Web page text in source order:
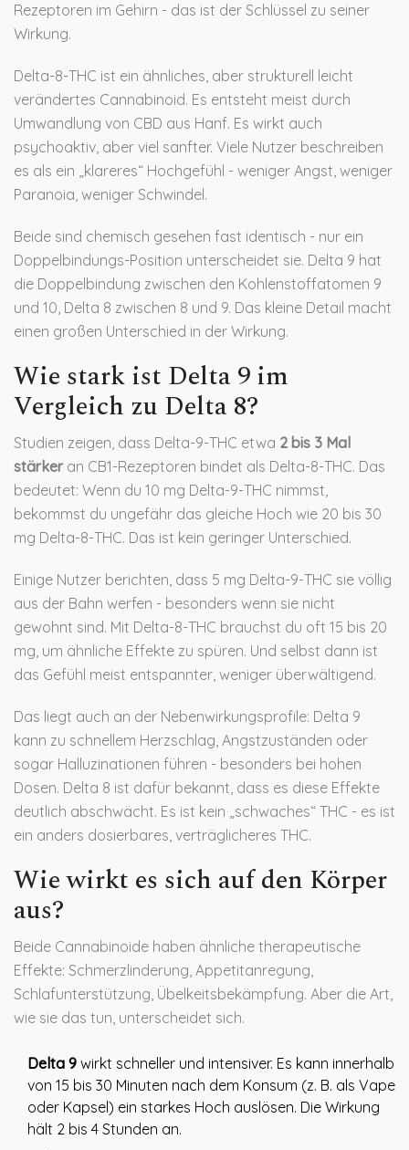
Rezeptoren im Gehirn - das ist der Schlüssel zu seiner
Wirkung.
Delta-8-THC ist ein ähnliches, aber strukturell leicht
verändertes Cannabinoid. Es entsteht meist durch
Umwandlung von CBD aus Hanf. Es wirkt auch
psychoaktiv, aber viel sanfter. Viele Nutzer beschreiben
es als ein „klareres“ Hochgefühl - weniger Angst, weniger
Paranoia, weniger Schwindel.
Beide sind chemisch gesehen fast identisch - nur ein
Doppelbindungs-Position unterscheidet sie. Delta 9 hat
die Doppelbindung zwischen den Kohlenstoffatomen 9
und 10, Delta 8 zwischen 8 und 9. Das kleine Detail macht
einen großen Unterschied in der Wirkung.
Wie stark ist Delta 9 im
Vergleich zu Delta 8?
Studien zeigen, dass Delta-9-THC etwa 2 bis 3 Mal
stärkeran CB1-Rezeptoren bindet als Delta-8-THC. Das
bedeutet: Wenn du 10 mg Delta-9-THC nimmst,
bekommst du ungefähr das gleiche Hoch wie 20 bis 30
mg Delta-8-THC. Das ist kein geringer Unterschied.
Einige Nutzer berichten, dass 5 mg Delta-9-THC sie völlig
aus der Bahn werfen - besonders wenn sie nicht
gewohnt sind. Mit Delta-8-THC brauchst du oft 15 bis 20
mg, um ähnliche Effekte zu spüren. Und selbst dann ist
das Gefühl meist entspannter, weniger überwältigend.
Das liegt auch an der Nebenwirkungsprofile: Delta 9
kann zu schnellem Herzschlag, Angstzuständen oder
sogar Halluzinationen führen - besonders bei hohen
Dosen. Delta 8 ist dafür bekannt, dass es diese Effekte
deutlich abschwächt. Es ist kein „schwaches“ THC - es ist
ein anders dosierbares, verträglicheres THC.
Wie wirkt es sich auf den Körper
aus?
Beide Cannabinoide haben ähnliche therapeutische
Effekte: Schmerzlinderung, Appetitanregung,
Schlafunterstützung, Übelkeitsbekämpfung. Aber die Art,
wie sie das tun, unterscheidet sich.
Delta 9 wirkt schneller und intensiver. Es kann innerhalb
von 15 bis 30 Minuten nach dem Konsum (z. B. als Vape
oder Kapsel) ein starkes Hoch auslösen. Die Wirkung
hält 2 bis 4 Stunden an.